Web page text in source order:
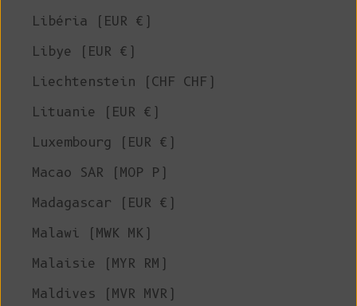
Libéria (EUR €)
Libye (EUR €)
Liechtenstein (CHF CHF)
Lituanie (EUR €)
Luxembourg (EUR €)
Macao SAR (MOP P)
Madagascar (EUR €)
Malawi (MWK MK)
Malaisie (MYR RM)
Maldives (MVR MVR)